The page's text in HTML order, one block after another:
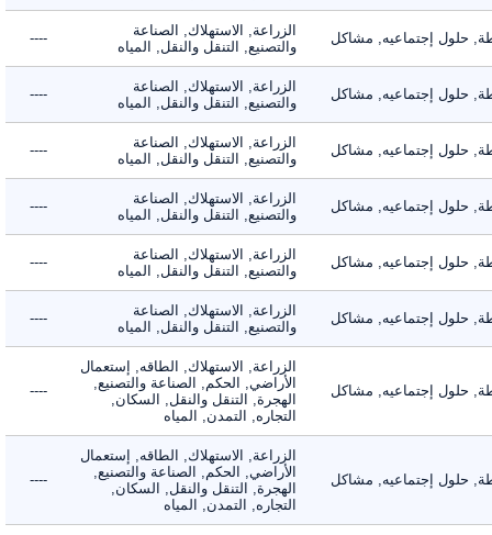
حلول إجتماعيه, مشاكل
الزراعة, الاستهلاك, الصناعة
والتصنيع, التنقل والنقل, المياه
----
حلول إجتماعيه, مشاكل
الزراعة, الاستهلاك, الصناعة
والتصنيع, التنقل والنقل, المياه
----
حلول إجتماعيه, مشاكل
الزراعة, الاستهلاك, الصناعة
والتصنيع, التنقل والنقل, المياه
----
حلول إجتماعيه, مشاكل
الزراعة, الاستهلاك, الصناعة
والتصنيع, التنقل والنقل, المياه
----
حلول إجتماعيه, مشاكل
الزراعة, الاستهلاك, الصناعة
والتصنيع, التنقل والنقل, المياه
----
حلول إجتماعيه, مشاكل
الزراعة, الاستهلاك, الصناعة
والتصنيع, التنقل والنقل, المياه
----
حلول إجتماعيه, مشاكل
الزراعة, الاستهلاك, الطاقه, إستعمال
الأراضي, الحكم, الصناعة والتصنيع,
الهجرة, التنقل والنقل, السكان,
التجاره, التمدن, المياه
----
حلول إجتماعيه, مشاكل
الزراعة, الاستهلاك, الطاقه, إستعمال
الأراضي, الحكم, الصناعة والتصنيع,
الهجرة, التنقل والنقل, السكان,
التجاره, التمدن, المياه
----